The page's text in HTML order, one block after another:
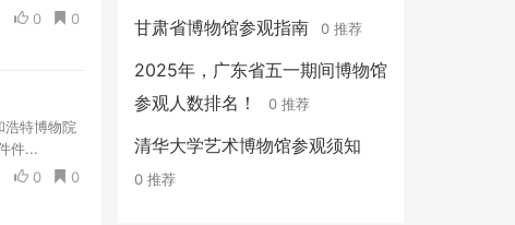
0
0
浩特博物院
件...
0
0
甘肃省博物馆参观指南 0 推荐
2025年，广东省五一期间博物馆
参观人数排名！
0 推荐
清华大学艺术博物馆参观须知
0 推荐